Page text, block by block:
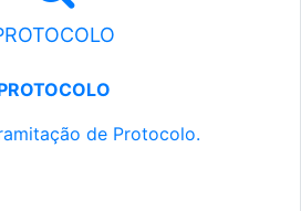
de Protocolo.